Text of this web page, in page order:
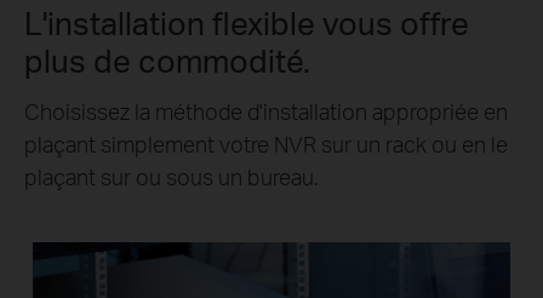
L'installation flexible vous offre
plus de commodité.
Choisissez la méthode d'installation appropriée en
plaçant simplement votre NVR sur un rack ou en le
plaçant sur ou sous un bureau.